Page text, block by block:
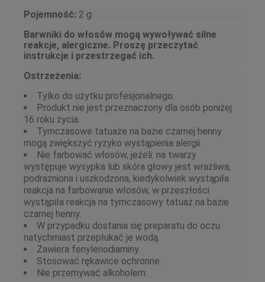
Pojemność: 2 g
Barwniki do włosów mogą wywoływać silne
reakcje, alergiczne. Proszę przeczytać
instrukcje i przestrzegać ich.
Ostrzeżenia:
Tylko do użytku profesjonalnego.
Produkt nie jest przeznaczony dla osób poniżej
16 roku życia.
Tymczasowe tatuaże na bazie czarnej henny
mogą zwiększyć ryzyko wystąpienia alergii.
Nie farbować włosów, jeżeli: na twarzy
występuje wysypka lub skóra głowy jest wrażliwa,
podrażniona i uszkodzona, kiedykolwiek wystąpiła
reakcja na farbowanie włosów, w przeszłości
wystąpiła reakcja na tymczasowy tatuaż na bazie
czarnej henny.
W przypadku dostania się preparatu do oczu
natychmiast przepłukać je wodą.
Zawiera fenylenodiaminy.
Stosować rękawice ochronne.
Nie przemywać alkoholem.